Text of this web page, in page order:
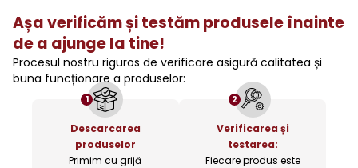
Așa verificăm și testăm produsele înainte
de a ajunge la tine!
Procesul nostru riguros de verificare asigură calitatea și
buna funcționare a produselor:
1
Descarcarea
produselor
Primim cu grijă
2
Verificarea și
testarea:
Fiecare produs este